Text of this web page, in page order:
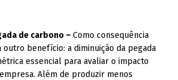
de carbono –Como consequência
outro benefício: a diminuição da pegada
essencial para avaliar o impacto
Além de produzir menos